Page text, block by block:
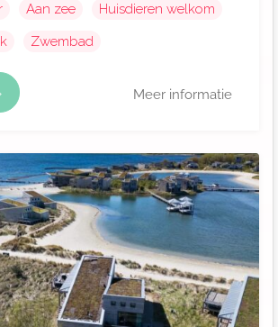
Aan zee
Huisdieren welkom
Zwembad
Meer informatie